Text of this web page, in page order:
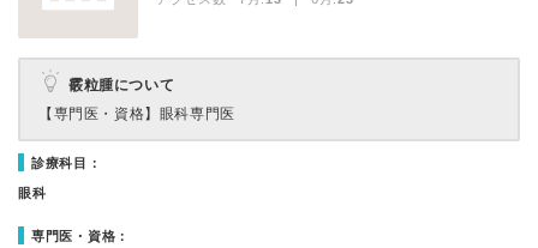
霰粒腫について
【専門医・資格】 眼科専門医
診療科目：
眼科
専門医・資格：